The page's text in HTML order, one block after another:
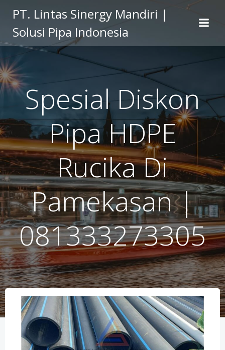
to
content
PT. Lintas Sinergy Mandiri |
Solusi Pipa Indonesia
Spesial Diskon
Pipa HDPE
Rucika Di
Pamekasan |
081333273305